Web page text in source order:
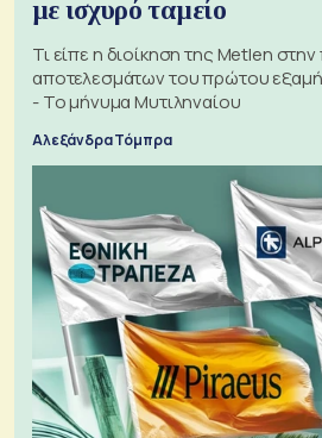
με ισχυρό ταμείο
Τι είπε η διοίκηση της Metlen
αποτελεσμάτων του πρώτου
- Το μήνυμα Μυτιληναίου
Αλεξάνδρα Τόμπρα